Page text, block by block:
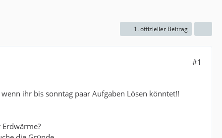
1. offizieller Beitrag
#1
ihr bis sonntag paar Aufgaben Lösen könntet!!